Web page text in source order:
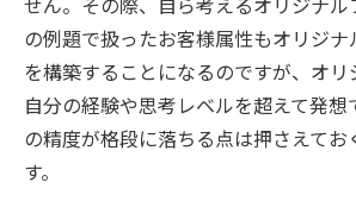
の例題で扱ったお客様属性もオリジナ
を構築することになるのですが、オ
自分の経験や思考レベルを超えて発想
の精度が格段に落ちる点は押さえてお
す。